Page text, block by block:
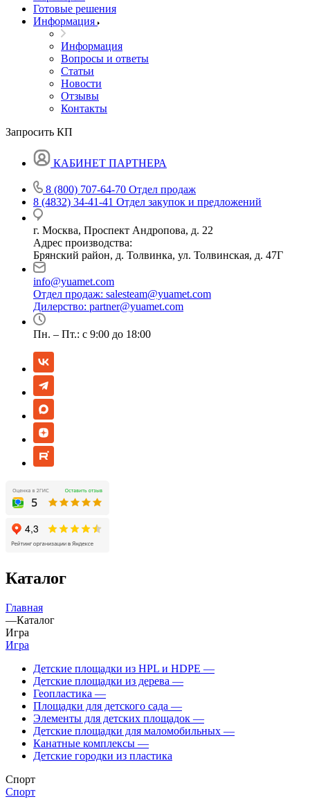
Готовые решения
Информация
Информация
Вопросы и ответы
Статьи
Новости
Отзывы
Контакты
Запросить КП
КАБИНЕТ ПАРТНЕРА
8 (800) 707-64-70 Отдел продаж
8 (4832) 34-41-41 Отдел закупок и предложений
г. Москва, Проспект Андропова, д. 22
Адрес производства:
Брянский район, д. Толвинка, ул. Толвинская, д. 47Г
info@yuamet.com
Отдел продаж: salesteam@yuamet.com
Дилерство: partner@yuamet.com
Пн. – Пт.: с 9:00 до 18:00
Каталог
Главная
—Каталог
Игра
Игра
Детские площадки из HPL и HDPE —
Детские площадки из дерева —
Геопластика —
Площадки для детского сада —
Элементы для детских площадок —
Детские площадки для маломобильных —
Канатные комплексы —
Детские городки из пластика
Спорт
Спорт